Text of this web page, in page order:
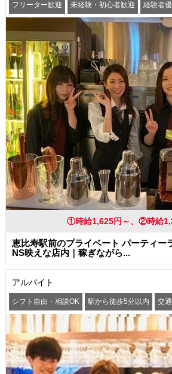
フリーター歓迎 未経験・初心者歓迎 経験者
学歴(中卒・高卒)不問 友達と一緒に応募OK
ネイルOK 髭(ひげ)OK
まかない・食事補助 社員登用あり
①時給1,625円～、②時給
恵比寿駅前のプライベート パーティー
NS映えな店内｜稼ぎながら...
アルバイト
シフト自由・相談OK 駅から徒歩5分以内 交